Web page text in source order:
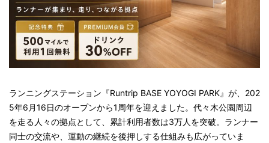
ランニングステーション『Runtrip BASE YOYOGI PARK』が、202
5年6月16日のオープンから1周年を迎えました。代々木公園周辺
を走る人々の拠点として、累計利用者数は3万人を突破。ランナー
同士の交流や、運動の継続を後押しする仕組みも広がっていま